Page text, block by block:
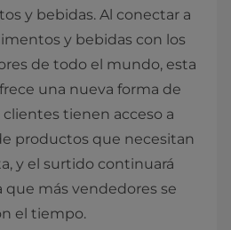
y bebidas. Al conectar a
y bebidas con los
de todo el mundo, esta
una nueva forma de
clientes tienen acceso a
productos que necesitan
y el surtido continuará
más vendedores se
el tiempo.